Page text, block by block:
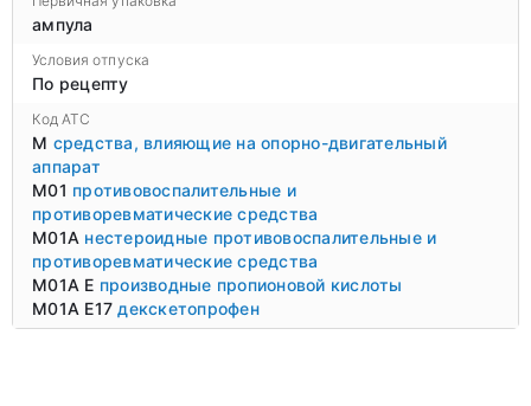
ампула
Условия отпуска
По рецепту
Код ATC
M средства, влияющие на опорно-двигательный
аппарат
M01 противовоспалительные и
противоревматические средства
M01A нестероидные противовоспалительные и
противоревматические средства
M01A E производные пропионовой кислоты
M01A E17декскетопрофен